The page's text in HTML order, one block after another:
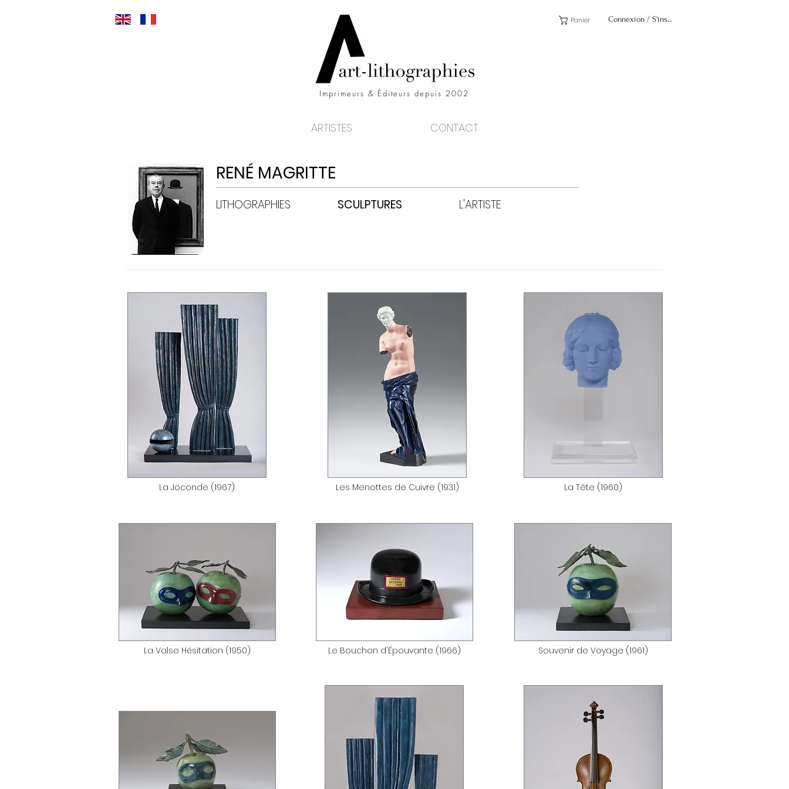
Panier Connexion / S'inscrire
Imprimeurs & Éditeurs depuis 2002
ARTISTES CONTACT
RENÉ MAGRITTE
LITHOGRAPHIES SCULPTURES L'ARTISTE
La Joconde (1967)
La Valse Hésitation (1950)
Les Menottes de Cuivre (1931)
Le Bouchon d'Épouvante (1966)
La Tête (1960)
Souvenir de Voyage (1961)